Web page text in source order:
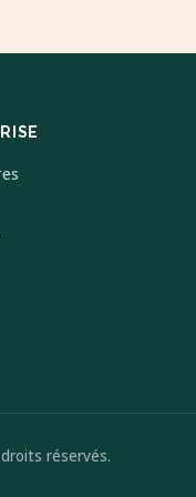
réservés.